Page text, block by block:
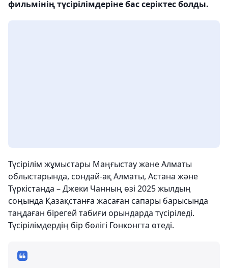
фильмінің түсірілімдеріне бас серіктес болды.
Түсірілім жұмыстары Маңғыстау және Алматы
облыстарында, сондай-ақ Алматы, Астана және
Түркістанда – Джеки Чанның өзі 2025 жылдың
соңында Қазақстанға жасаған сапары барысында
таңдаған бірегей табиғи орындарда түсіріледі.
Түсірілімдердің бір бөлігі Гонконгта өтеді.